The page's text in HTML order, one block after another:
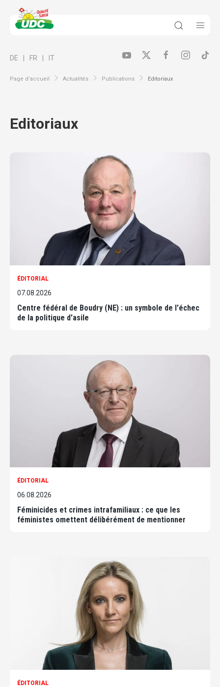
Page d’accueil Actualités Publications Editoriaux
DE FR IT
Editoriaux
ÉDITORIAL
07.08.2026
Centre fédéral de Boudry (NE) : un symbole de l'échec
de la politique d'asile
ÉDITORIAL
06.08.2026
Féminicides et crimes intrafamiliaux : ce que les
féministes omettent délibérément de mentionner
ÉDITORIAL